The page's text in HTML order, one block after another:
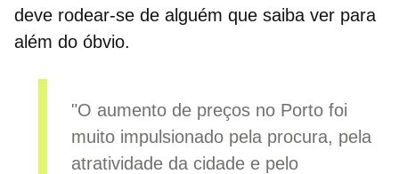
deve rodear-se de alguém que saiba ver para
além do óbvio.
"O aumento de preços no Porto foi
muito impulsionado pela procura, pela
atratividade da cidade e pelo